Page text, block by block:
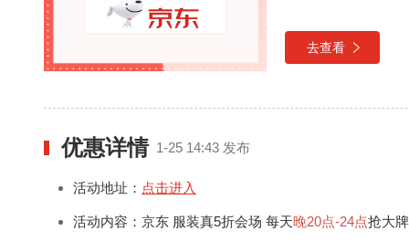
去查看
优惠详情 1-25 14:43 发布
活动地址： 点击进入
活动内容：京东 服装真5折会场 每天晚20点-24点抢大牌